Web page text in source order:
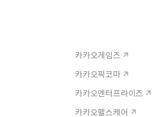
카카오게임즈
카카오픽코마
카카오엔터프라이즈
카카오헬스케어